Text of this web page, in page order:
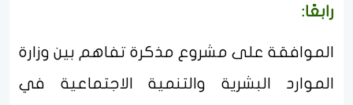
رابعًا:
الموافقة على مشروع مذكرة تفاهم بين وزارة
الموارد البشرية والتنمية الاجتماعية في